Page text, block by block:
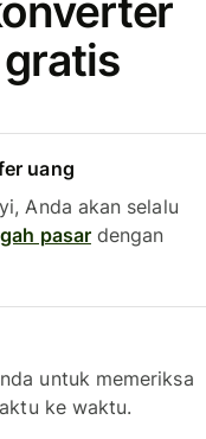
uang
Anda akan selalu
pasardengan
untuk memeriksa
ke waktu.